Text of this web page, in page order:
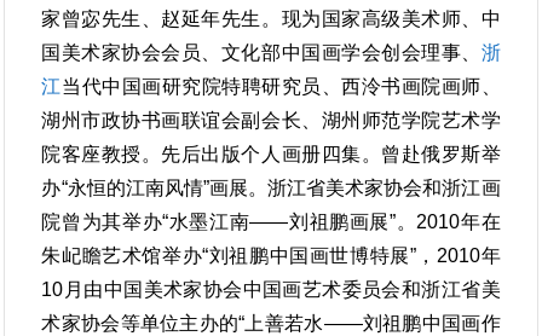
家曾宓先生、赵延年先生。现为国家高级美术师、中
国美术家协会会员、文化部中国画学会创会理事、 浙
江当代中国画研究院特聘研究员、西泠书画院画师、
湖州市政协书画联谊会副会长、湖州师范学院艺术学
院客座教授。先后出版个人画册四集。曾赴俄罗斯举
办“永恒的江南风情”画展。浙江省美术家协会和浙江画
院曾为其举办“水墨江南——刘祖鹏画展”。2010年在
朱屺瞻艺术馆举办“刘祖鹏中国画世博特展”，2010年
10月由中国美术家协会中国画艺术委员会和浙江省美
术家协会等单位主办的“上善若水——刘祖鹏中国画作